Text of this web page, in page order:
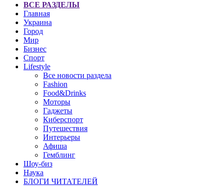
ВСЕ РАЗДЕЛЫ
Главная
Украина
Город
Мир
Бизнес
Спорт
Lifestyle
Все новости раздела
Fashion
Food&Drinks
Моторы
Гаджеты
Киберспорт
Путешествия
Интерьеры
Афиша
Гемблинг
Шоу-биз
Наука
БЛОГИ ЧИТАТЕЛЕЙ